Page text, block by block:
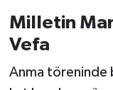
Milletin
Vefa
Anma töreninde